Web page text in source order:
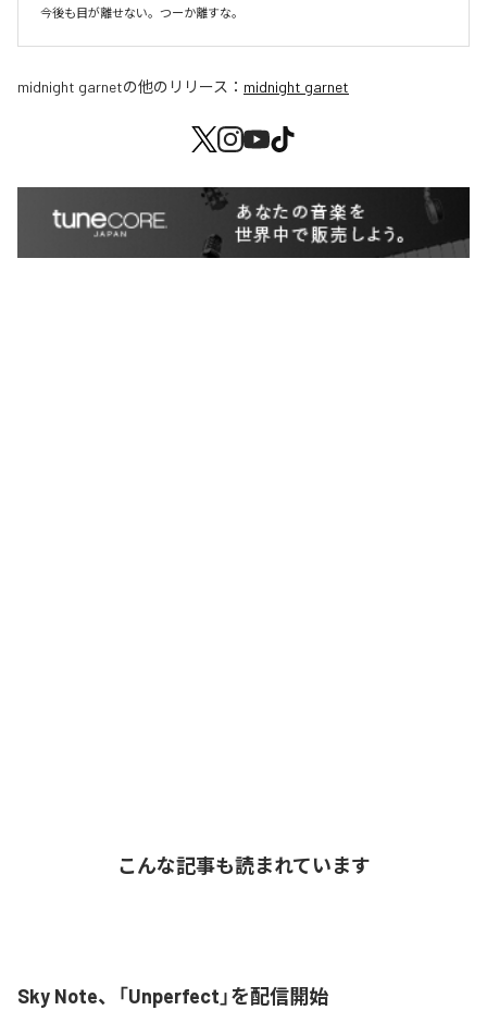
今後も目が離せない。つーか離すな。
midnight garnetの他のリリース： midnight garnet
こんな記事も読まれています
Sky Note、「Unperfect」を配信開始